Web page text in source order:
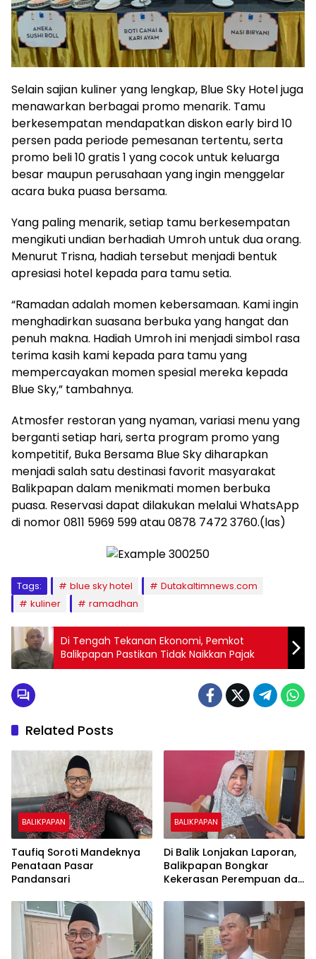
Selain sajian kuliner yang lengkap, Blue Sky Hotel juga
menawarkan berbagai promo menarik. Tamu
berkesempatan mendapatkan diskon early bird 10
persen pada periode pemesanan tertentu, serta
promo beli 10 gratis 1 yang cocok untuk keluarga
besar maupun perusahaan yang ingin menggelar
acara buka puasa bersama.
Yang paling menarik, setiap tamu berkesempatan
mengikuti undian berhadiah Umroh untuk dua orang.
Menurut Trisna, hadiah tersebut menjadi bentuk
apresiasi hotel kepada para tamu setia.
“Ramadan adalah momen kebersamaan. Kami ingin
menghadirkan suasana berbuka yang hangat dan
penuh makna. Hadiah Umroh ini menjadi simbol rasa
terima kasih kami kepada para tamu yang
mempercayakan momen spesial mereka kepada
Blue Sky,” tambahnya.
Atmosfer restoran yang nyaman, variasi menu yang
berganti setiap hari, serta program promo yang
kompetitif, Buka Bersama Blue Sky diharapkan
menjadi salah satu destinasi favorit masyarakat
Balikpapan dalam menikmati momen berbuka
puasa. Reservasi dapat dilakukan melalui WhatsApp
di nomor 0811 5969 599 atau 0878 7472 3760.(las)
Tags: blue sky hotel
Dutakaltimnews.com
kuliner
ramadhan
Di Tengah Tekanan Ekonomi, Pemkot
Balikpapan Pastikan Tidak Naikkan Pajak
Related Posts
BALIKPAPAN
Taufiq Soroti Mandeknya
Penataan Pasar
Pandansari
BALIKPAPAN
Di Balik Lonjakan Laporan,
Balikpapan Bongkar
Kekerasan Perempuan dan